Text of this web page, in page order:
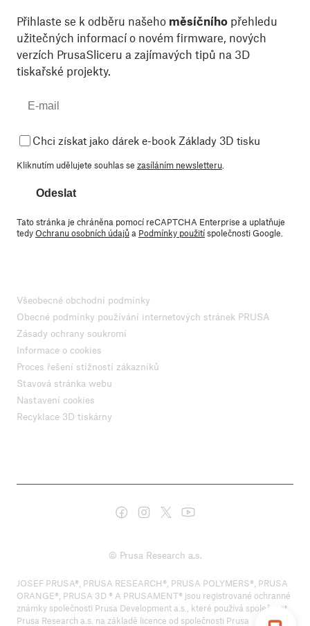
Přihlaste se k odběru našeho měsíčního přehledu
užitečných informací o novém firmware, nových
verzích PrusaSliceru a zajímavých tipů na 3D
tiskařské projekty.
Chci získat jako dárek e-book Základy 3D tisku
Kliknutím udělujete souhlas se zasíláním newsletteru
Odeslat
Tato stránka je chráněna pomocí reCAPTCHA Enterprise a uplatňuje
tedyOchranu osobních údajůa Podmínky použitíspolečnosti Google.
Všeobecné obchodní podmínky
Obecné podmínky používání internetových stránek PRUSA
Zásady ochrany soukromí
Informace o cookies
Proces řešení stížností zákazníků
Stavová stránka webu
Nastavení cookies
Recyklace 3D tiskárny
© Prusa Research a.s.
JOSEF PRUSA®, PRUSA RESEARCH®, PRUSA POLYMERS®, PRUSA
ORANGE®, PRUSA 3D ® A PRUSAMENT® jsou registrované ochranné
známky společnosti Prusa Development a.s., které používá společnost
Prusa Research a.s. na základě licence od společnosti Prusa